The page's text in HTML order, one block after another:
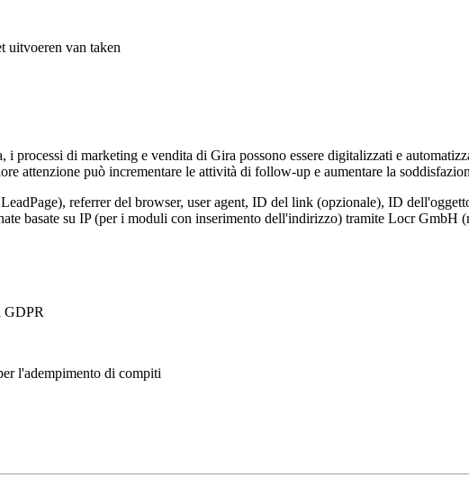
uitvoeren van taken
processi di marketing e vendita di Gira possono essere digitalizzati e
attenzione può incrementare le attività di follow-up e aumentare la
referrer del browser, user agent, ID del link (opzionale), ID
basate su IP (per i moduli con inserimento dell'indirizzo) tramite Locr GmbH
GDPR
l'adempimento di compiti